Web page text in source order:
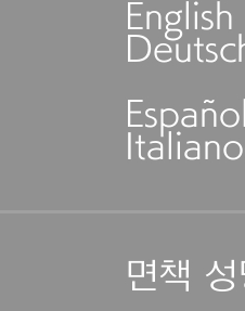
English
Italiano
면책